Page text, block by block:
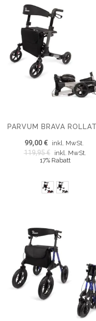
99,00 € inkl. MwSt.
119,95 €
inkl. MwSt.
17% Rabatt